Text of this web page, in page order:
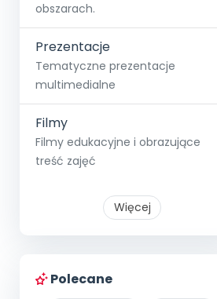
obszarach.
Prezentacje
Tematyczne prezentacje
multimedialne
Filmy
Filmy edukacyjne i obrazujące
treść zajęć
Więcej
Polecane